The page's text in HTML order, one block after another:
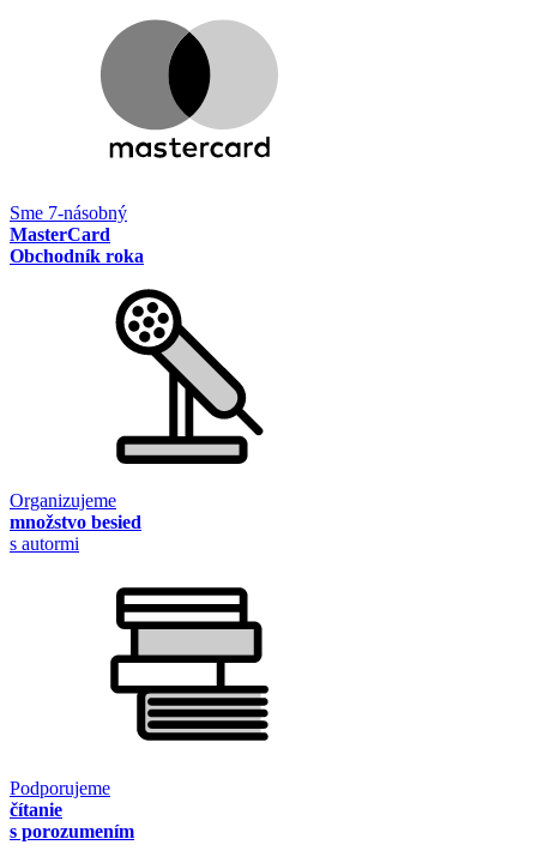
Sme 7-násobný
MasterCard
Obchodník roka
Organizujeme
množstvo besied
s autormi
Podporujeme
čítanie
s porozumením